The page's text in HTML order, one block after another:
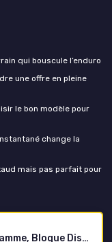
30X14 Antivol Moto Haut de Gamme, Bloque Disque avec Alarme Intelligente Don't Touch 120dB LED, Homologué SRA & Sold Secure Gold, Blindage Anti-Perçage 5mm, Bloc Endurci Double Verrouillage Ø14 14 mm
qui bouscule l’enduro
une offre en pleine
le bon modèle pour
change la
mais pas parfait pour